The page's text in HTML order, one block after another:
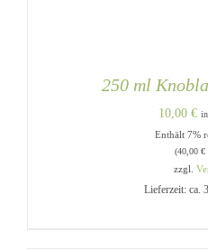
250 ml
10,00 €
Enthält 7%
(40,00 €
zzgl.
Lieferzeit: ca.